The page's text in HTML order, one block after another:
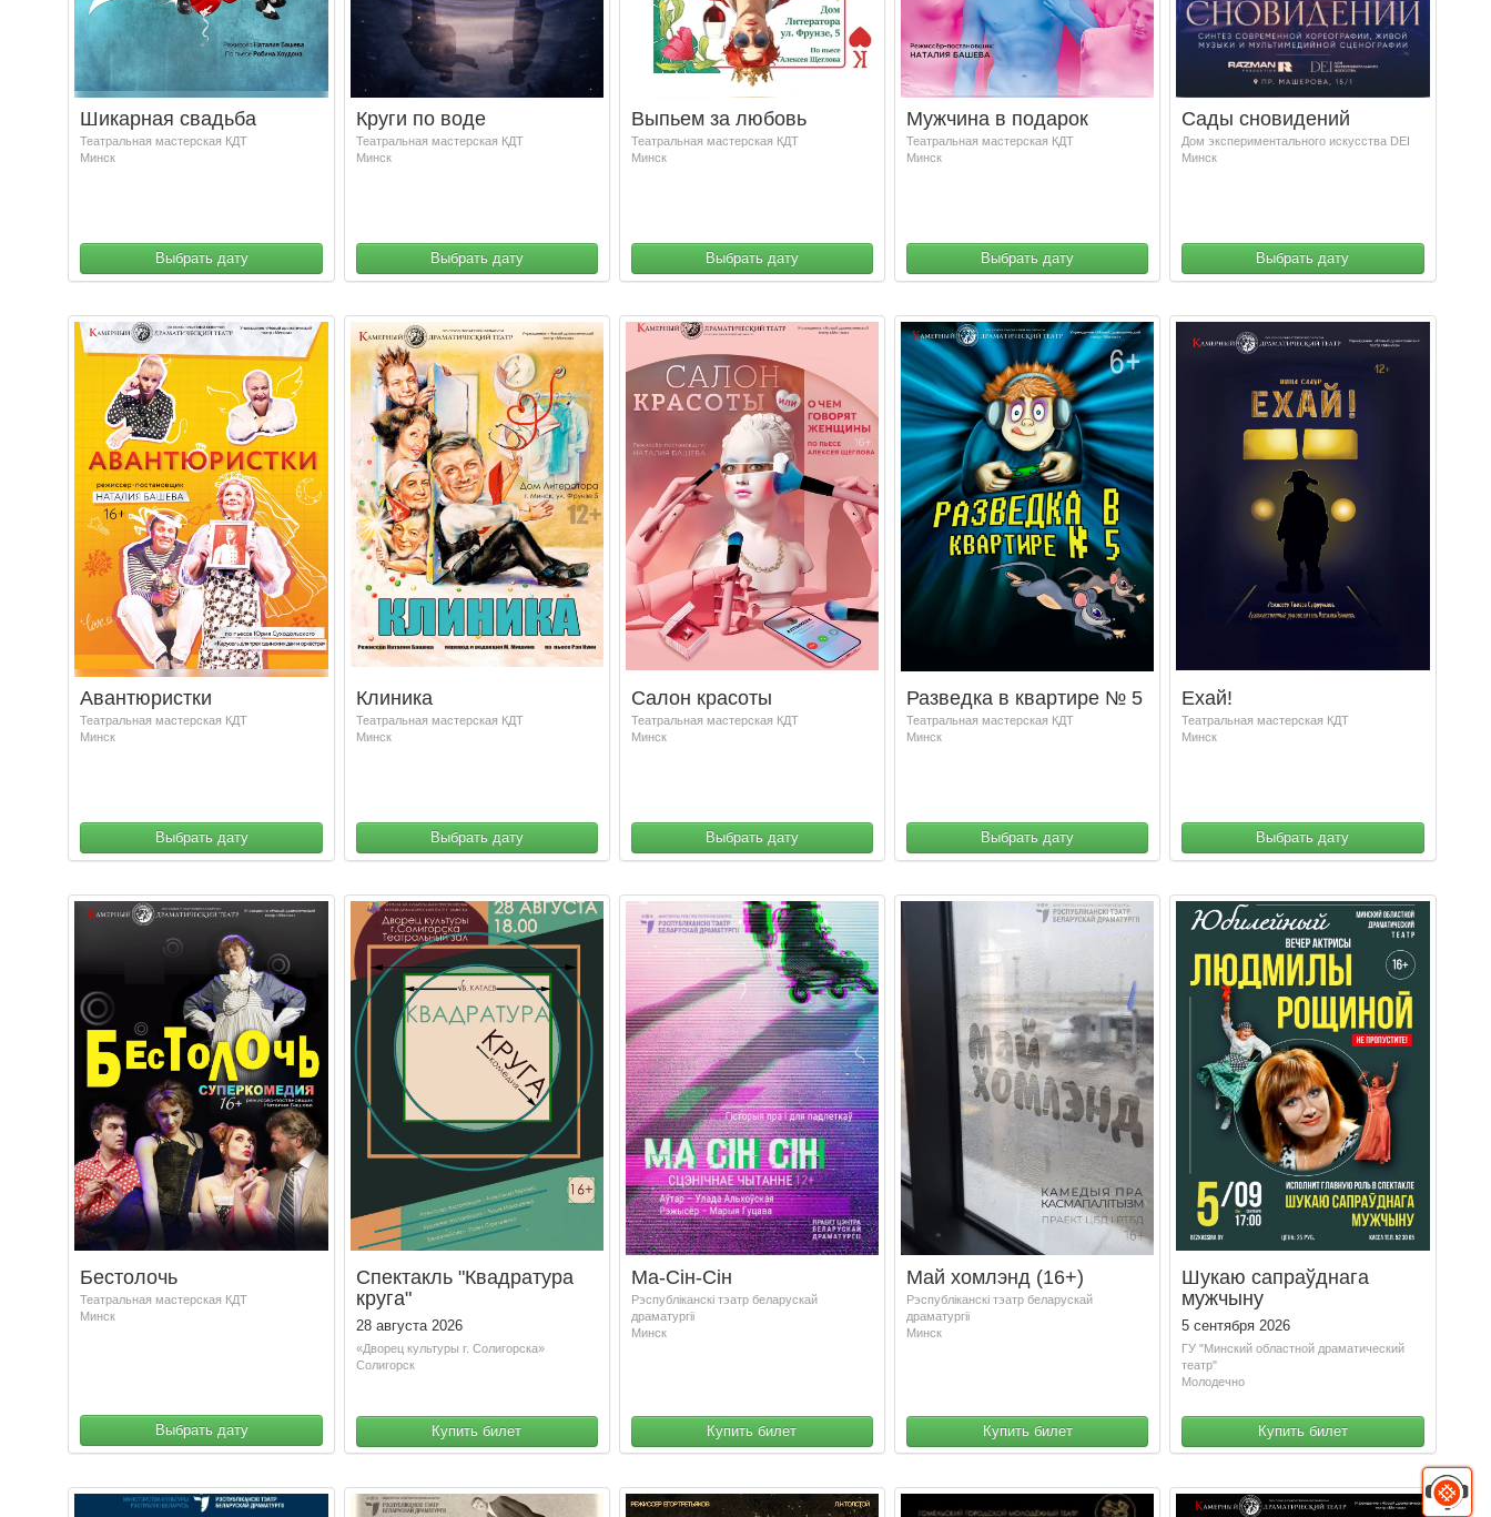
Шикарная свадьба
Театральная мастерская КДТ
Минск
Выбрать дату
Круги по воде
Театральная мастерская КДТ
Минск
Выбрать дату
Выпьем за любовь
Театральная мастерская КДТ
Минск
Выбрать дату
Мужчина в подарок
Театральная мастерская КДТ
Минск
Выбрать дату
Сады сновидений
Дом экспериментального искусства DEI
Минск
Выбрать дату
Авантюристки
Театральная мастерская КДТ
Минск
Выбрать дату
Клиника
Театральная мастерская КДТ
Минск
Выбрать дату
Салон красоты
Театральная мастерская КДТ
Минск
Выбрать дату
Разведка в квартире № 5
Театральная мастерская КДТ
Минск
Выбрать дату
Ехай!
Театральная мастерская КДТ
Минск
Выбрать дату
Бестолочь
Театральная мастерская КДТ
Минск
Выбрать дату
Спектакль "Квадратура
круга"
28 августа 2026
«Дворец культуры г. Солигорска»
Солигорск
Купить билет
Ма-Сін-Сін
Рэспублiканскi тэатр беларускай
драматургii
Минск
Купить билет
Май хомлэнд (16+)
Рэспублiканскi тэатр беларускай
драматургii
Минск
Купить билет
Шукаю сапраўднага
мужчыну
5 сентября 2026
ГУ "Минский областной драматический
театр"
Молодечно
Купить билет